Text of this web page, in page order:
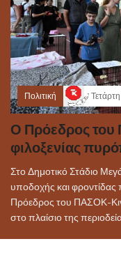
Πολιτική
Ο Πρόεδρος
φιλοξενίας
Στο Δημοτικό Στάδιο
υποδοχής και
Πρόεδρος του ΠΑΣΟΚ-
στο πλαίσιο της